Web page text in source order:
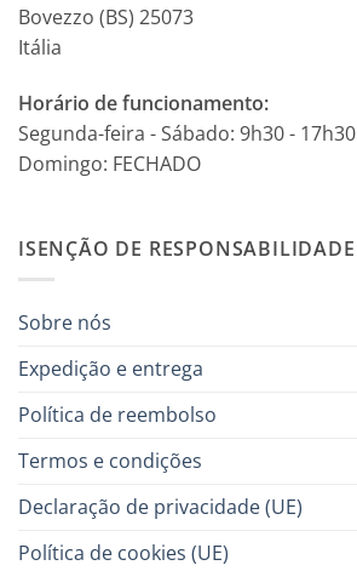
Bovezzo (BS) 25073
Itália
Horário de funcionamento:
Segunda-feira - Sábado: 9h30 - 17h30
Domingo: FECHADO
ISENÇÃO DE RESPONSABILIDADE
Sobre nós
Expedição e entrega
Política de reembolso
Termos e condições
Declaração de privacidade (UE)
Política de cookies (UE)